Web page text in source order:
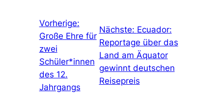
Vorherige:
Große Ehre für
zwei
Schüler*innen
des 12.
Jahrgangs
Nächste: Ecuador:
Reportage über das
Land am Äquator
gewinnt deutschen
Reisepreis